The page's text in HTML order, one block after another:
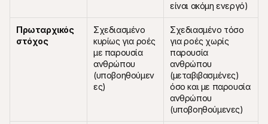
είναι ακόμη ενεργό)
Πρωταρχικός
στόχος
Σχεδιασμένο
κυρίως για ροές
με παρουσία
ανθρώπου
(υποβοηθούμεν
ες)
Σχεδιασμένο τόσο
για ροές χωρίς
παρουσία
ανθρώπου
(μεταβιβασμένες)
όσο και με παρουσία
ανθρώπου
(υποβοηθούμενες)